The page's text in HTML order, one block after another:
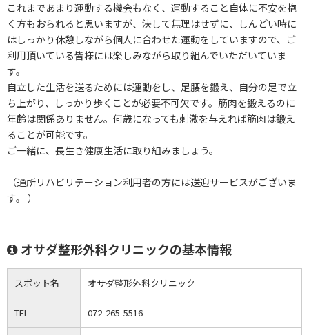
これまであまり運動する機会もなく、運動すること自体に不安を抱
く方もおられると思いますが、決して無理はせずに、しんどい時に
はしっかり休憩しながら個人に合わせた運動をしていますので、ご
利用頂いている皆様には楽しみながら取り組んでいただいていま
す。
自立した生活を送るためには運動をし、足腰を鍛え、自分の足で立
ち上がり、しっかり歩くことが必要不可欠です。筋肉を鍛えるのに
年齢は関係ありません。何歳になっても刺激を与えれば筋肉は鍛え
ることが可能です。
ご一緒に、長生き健康生活に取り組みましょう。
（通所リハビリテーション利用者の方には送迎サービスがございま
す。 ）
オサダ整形外科クリニックの基本情報
スポット名 オサダ整形外科クリニック
TEL 072-265-5516